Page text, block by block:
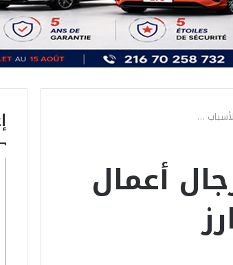
تحقيق عاجل ضد 3 رجال أعمال